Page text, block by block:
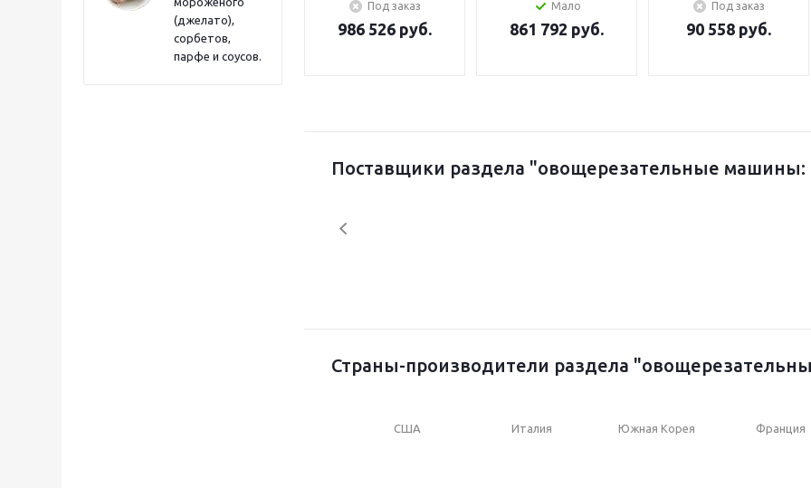
(джелато),
сорбетов,
парфе и соусов.
электроприводом
Под заказ
986 526 руб.
ручным подъемом
Мало
861 792 руб.
таймера, с ручным
Под заказ
90 558 руб.
Поставщики раздела "овощерезательные машины:
Страны-производители раздела
США Италия Южная Корея Франция